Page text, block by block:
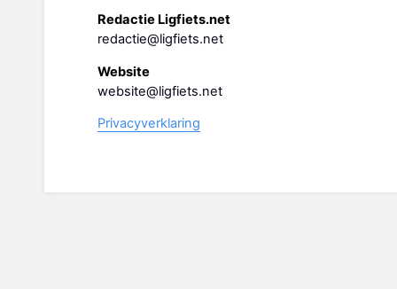
Redactie Ligfiets.net
redactie@ligfiets.net
Website
website@ligfiets.net
Privacyverklaring